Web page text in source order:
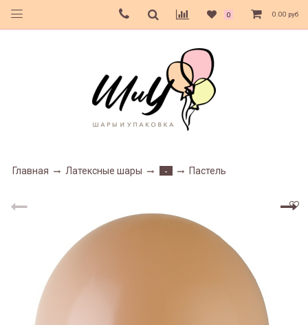
0 0.00 руб
Главная Латексные шары - Пастель